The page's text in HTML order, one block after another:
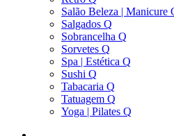
Salão Beleza | Manicure
Salgados Q
Sobrancelha Q
Sorvetes Q
Spa | Estética Q
Sushi Q
Tabacaria Q
Tatuagem Q
Yoga | Pilates Q